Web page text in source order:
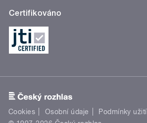
Certifikováno
Cookies Osobní údaje Podmínky užití